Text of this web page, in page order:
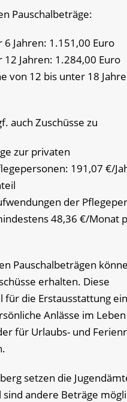
Pauschalbeträge:
Jahren: 1.151,00 Euro
Jahren: 1.284,00 Euro
von 12 bis unter 18
auch Zuschüsse zu
zur privaten
191,07 €/
der
48,36 €/Monat
Pauschalbeträgen
erhalten. Diese
für die Erstausstattung
Anlässe im
für Urlaubs- und
.
setzen die
andere Beträge